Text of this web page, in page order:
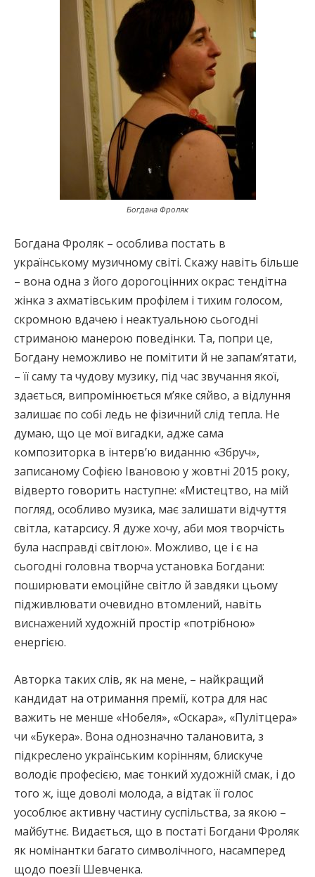
Богдана Фроляк
Богдана Фроляк – особлива постать в
українському музичному світі. Скажу навіть більше
– вона одна з його дорогоцінних окрас: тендітна
жінка з ахматівським профілем і тихим голосом,
скромною вдачею і неактуальною сьогодні
стриманою манерою поведінки. Та, попри це,
Богдану неможливо не помітити й не запам’ятати,
– її саму та чудову музику, під час звучання якої,
здається, випромінюється м’яке сяйво, а відлуння
залишає по собі ледь не фізичний слід тепла. Не
думаю, що це мої вигадки, адже сама
композиторка в інтерв’ю виданню «Збруч»,
записаному Софією Івановою у жовтні 2015 року,
відверто говорить наступне: «Мистецтво, на мій
погляд, особливо музика, має залишати відчуття
світла, катарсису. Я дуже хочу, аби моя творчість
була насправді світлою». Можливо, це і є на
сьогодні головна творча установка Богдани:
поширювати емоційне світло й завдяки цьому
підживлювати очевидно втомлений, навіть
виснажений художній простір «потрібною»
енергією.
Авторка таких слів, як на мене, – найкращий
кандидат на отримання премії, котра для нас
важить не менше «Нобеля», «Оскара», «Пулітцера»
чи «Букера». Вона однозначно талановита, з
підкреслено українським корінням, блискуче
володіє професією, має тонкий художній смак, і до
того ж, іще доволі молода, а відтак її голос
уособлює активну частину суспільства, за якою –
майбутнє. Видається, що в постаті Богдани Фроляк
як номінантки багато символічного, насамперед
щодо поезії Шевченка.